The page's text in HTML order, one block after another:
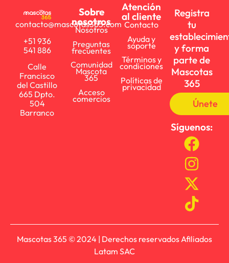
contacto@mascotas365.com
+51 936
541 886
Calle
Francisco
del Castillo
665 Dpto.
504
Barranco
Sobre
nosotros
Nosotros
Preguntas
frecuentes
Comunidad
Mascota
365
Acceso
comercios
Atención
al cliente
Contacto
Ayuda y
soporte
Términos y
condiciones
Políticas de
privacidad
Registra
tu
y forma
parte de
Mascotas
365
Únete
Síguenos:
Mascotas 365 © 2024 | Derechos reservados Afiliados
Latam SAC